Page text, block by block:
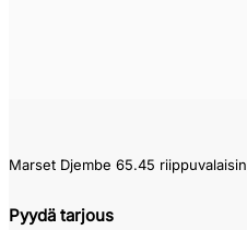
Marset Djembe 65.45 riippuvalaisin
Pyydä tarjous